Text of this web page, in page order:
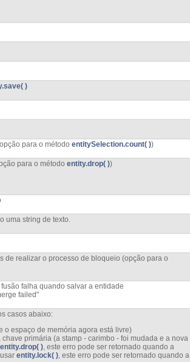
)
para o método entitySelection.count( ))
para o método entity.drop( ))
uma string de texto.
de realizar o processo de bloqueio (opção para o
falha quando salvar a entidade
failed"
casos abaixo:
o espaço de memória agora está livre)
primária (a stamp - carimbo - foi mudada e a nova
entity.drop( ), este erro pode ser retornado quando a
entity.lock( ), este erro pode ser retornado quando a